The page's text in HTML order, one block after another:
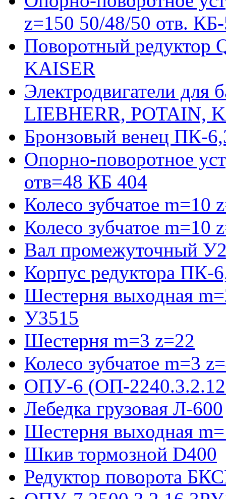
z=150 50/48/50 отв.
Поворотный редуктор
KAISER
Электродвигатели для
LIEBHERR, POTAIN,
Бронзовый венец ПК-
Опорно-поворотное
отв=48 КБ 404
Колесо зубчатое
Колесо зубчатое
Вал промежуточный
Корпус редуктора ПК-
Шестерня выходная
У3515
Шестерня m=3 z=22
Колесо зубчатое m=3
ОПУ-6 (ОП-
Лебедка грузовая Л-600
Шестерня выходная
Шкив тормозной D400
Редуктор поворота